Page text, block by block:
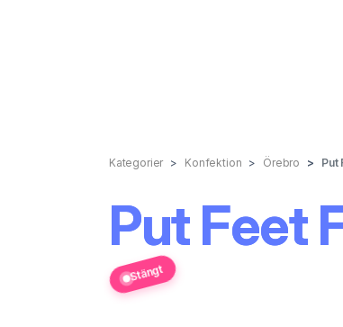
Kategorier Konfektion Örebro Put
Put Feet
Stängt